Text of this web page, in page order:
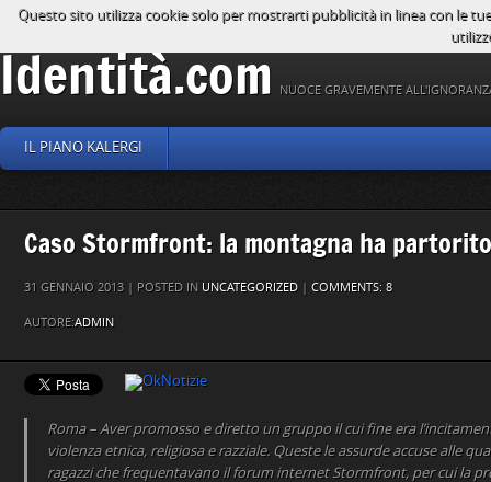
Identità.com NUOCE GRAVEMENTE
IL PIANO KALERGI
Caso Stormfront: la montagna ha
31 GENNAIO 2013 | POSTED IN UNCATEGORIZED | COMMENTS: 8
AUTORE:ADMIN
Roma – Aver promosso e diretto un gruppo il cui fine era
violenza etnica, religiosa e razziale. Queste le assurde accuse alle
ragazzi che frequentavano il forum internet Stormfront, per cui la
Questo sito utilizza cookie solo per mostrarti pubblicità in linea con le